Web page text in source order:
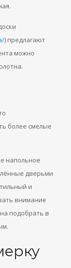
) предлагают
можно
более смелые
напольное
дверьми
и
внимание
подобрать в